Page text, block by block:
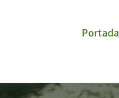
Portada